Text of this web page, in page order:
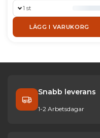
1 st
LÄGG I VARUKORG
Snabb leverans
1-2 Arbetsdagar